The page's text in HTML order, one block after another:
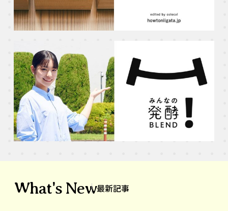
What's New最新記事